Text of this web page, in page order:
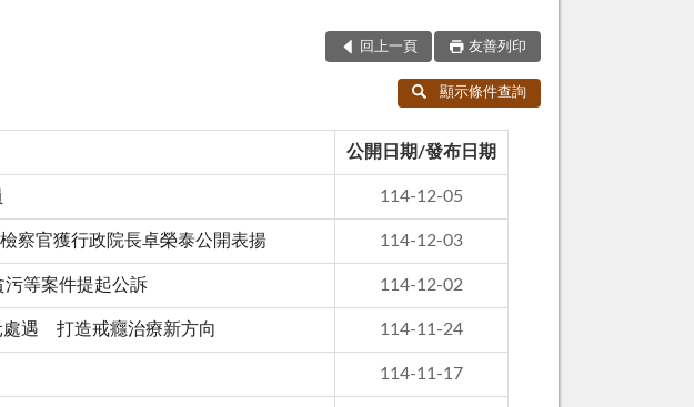
回上一頁 友善列印
顯示條件查詢
公開日期/發布日期
114-12-05
察官獲行政院長卓榮泰公開表揚 114-12-03
等案件提起公訴 114-12-02
遇 打造戒癮治療新方向 114-11-24
114-11-17